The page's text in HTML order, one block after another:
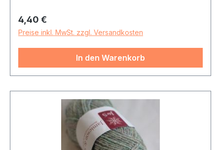
Regulärer Preis:
4,40 €
Preise inkl. MwSt. zzgl. Versandkosten
In den Warenkorb